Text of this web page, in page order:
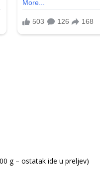
g – ostatak ide u preljev)